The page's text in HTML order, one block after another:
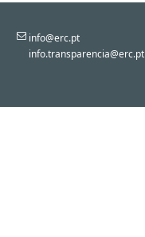
info@erc.pt
info.transparencia@erc.pt